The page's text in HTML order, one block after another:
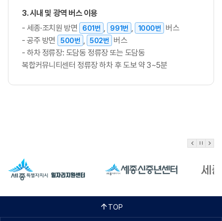
3. 시내 및 광역 버스 이용
- 세종·조치원 방면
601번 , 991번 , 1000번
버스
- 공주 방면
500번 , 502번
버스
- 하차 정류장: 도담동 정류장 또는 도담동
복합커뮤니티센터 정류장 하차 후 도보 약 3~5분
TOP